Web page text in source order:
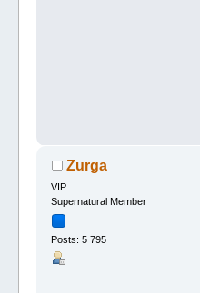
Zurga
VIP
Supernatural Member
Posts: 5 795